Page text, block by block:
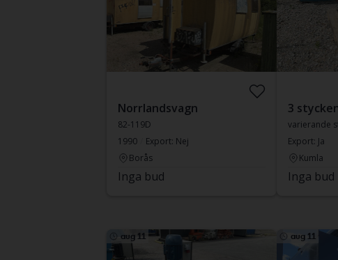
Norrlandsvagn
82-119D
1990
Export: Nej
Borås
Inga bud
varierande
Export: Ja
Kumla
Inga bud
aug 11 aug 11